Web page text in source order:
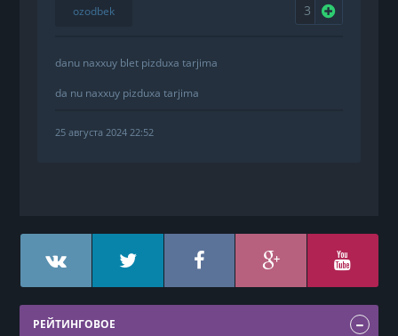
ozodbek 3 Нравится
danu naxxuy blet pizduxa tarjima
da nu naxxuy pizduxa tarjima
25 августа 2024 22:52
РЕЙТИНГОВОЕ